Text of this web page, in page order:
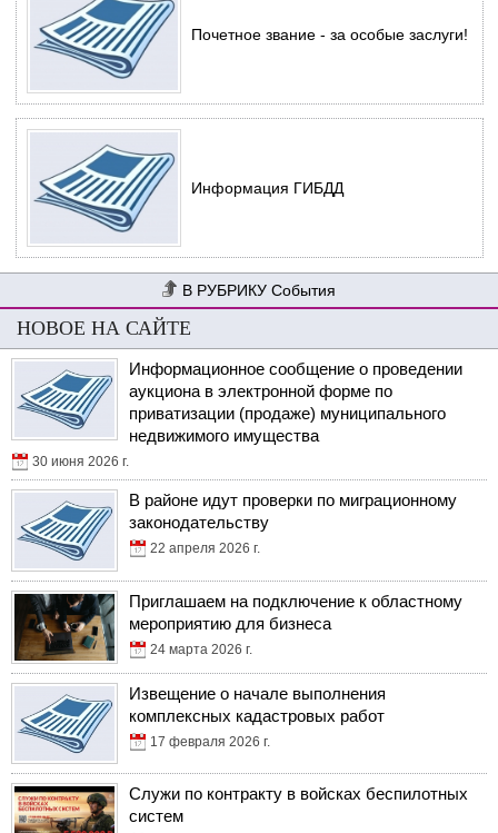
Почетное звание - за особые заслуги!
Информация ГИБДД
События
НОВОЕ НА САЙТЕ
Информационное сообщение о проведении
аукциона в электронной форме по
приватизации (продаже) муниципального
недвижимого имущества
30 июня 2026 г.
В районе идут проверки по миграционному
законодательству
22 апреля 2026 г.
Приглашаем на подключение к областному
мероприятию для бизнеса
24 марта 2026 г.
Извещение о начале выполнения
комплексных кадастровых работ
17 февраля 2026 г.
Служи по контракту в войсках беспилотных
систем